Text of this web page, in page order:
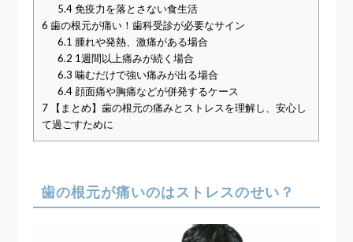
5.4免疫力を落とさない食生活
6 歯の根元が痛い！歯科受診が必要なサイン
6.1 腫れや発熱、激痛がある場合
6.2 1週間以上痛みが続く場合
6.3 噛むだけで強い痛みが出る場合
6.4 顔面痛や胸痛などが併発するケース
7 【まとめ】歯の根元の痛みとストレスを理解し、安心し
て過ごすために
歯の根元が痛いのはストレスのせい？